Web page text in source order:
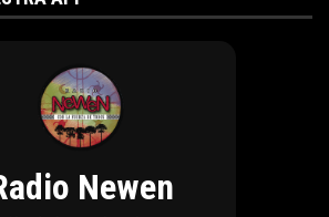
Newen